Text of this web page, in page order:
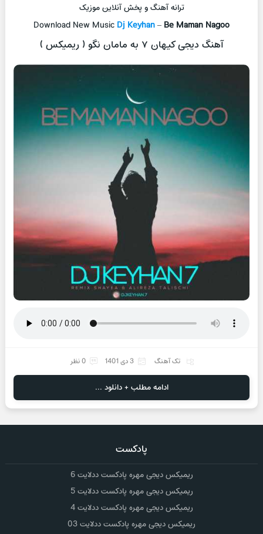
ترانه آهنگ و پخش آنلاین موزیک
Download New Music Dj Keyhan– Be Maman Nagoo
آهنگ دیجی کیهان ۷ به مامان نگو ( ریمیکس )
تک آهنگ 3 دی 1401 0 نظر
ادامه مطلب + دانلود ...
پادکست
ریمیکس دیجی مهره پادکست ددلایت 6
ریمیکس دیجی مهره پادکست ددلایت 5
ریمیکس دیجی مهره پادکست ددلایت 4
ریمیکس دیجی مهره پادکست ددلایت 03